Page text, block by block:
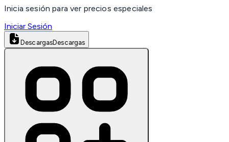
Inicia sesión para ver precios especiales
Iniciar Sesión
DescargasDescargas